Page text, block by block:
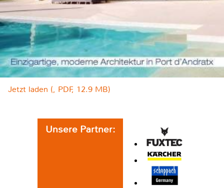
Jetzt laden (, PDF, 12.9 MB)
Unsere Partner: